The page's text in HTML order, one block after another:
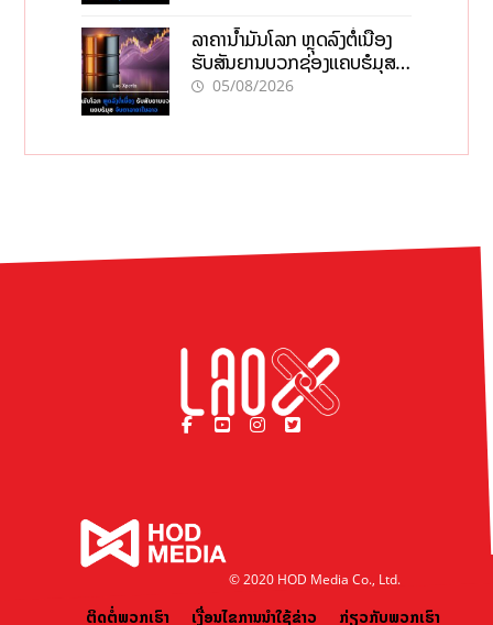
ລາຄານ້ຳມັນໂລກ ຫຼຸດລົງຕໍ່ເນື່ອງ
ຮັບສັນຍານບວກຊ່ອງແຄບຮໍມຸສ
ຈັບຕາລາຄາໃນລາວ
05/08/2026
© 2020 HOD Media Co., Ltd.
ຕິດຕໍ່ພວກເຮົາ ເງື່ອນໄຂການນຳໃຊ້ຂ່າວ ກ່ຽວກັບພວກເຮົາ